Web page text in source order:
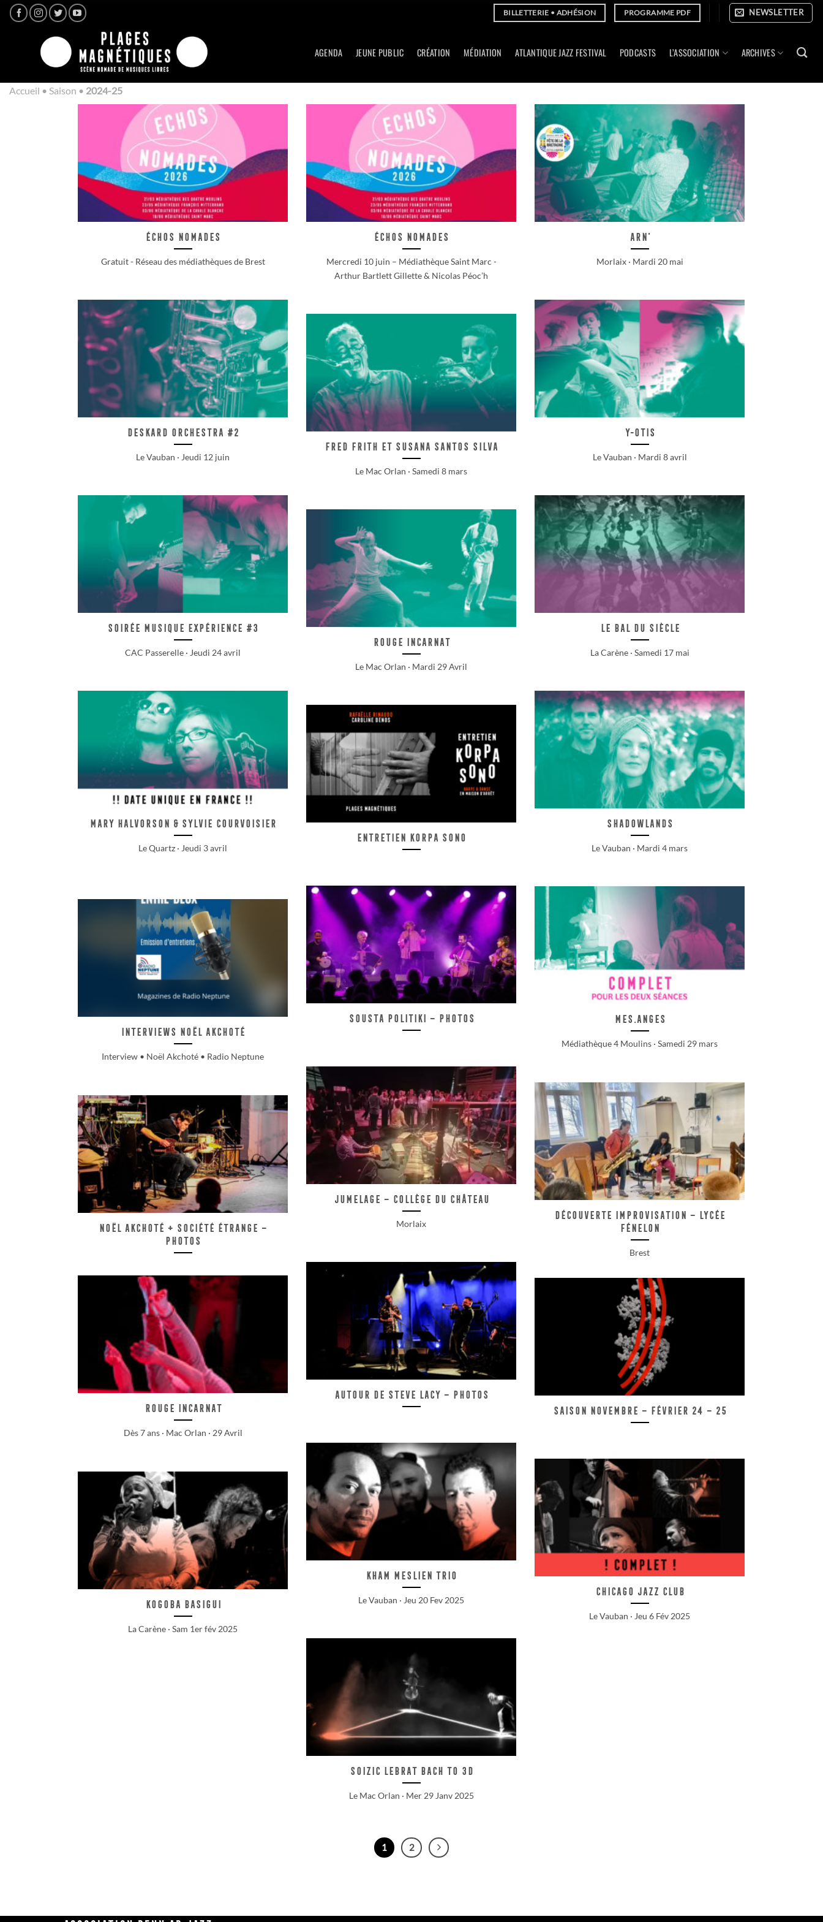
Passer
BILLETTERIE • ADHÉSION PROGRAMME PDF NEWSLETTER
AGENDA JEUNE PUBLIC CRÉATION MÉDIATION ATLANTIQUE JAZZ FESTIVAL PODCASTS L’ASSOCIATION ARCHIVES
Accueil • Saison • 2024-25
Échos Nomades
Gratuit - Réseau des médiathèques de Brest
Échos Nomades
Mercredi 10 juin – Médiathèque Saint Marc -
Arthur Bartlett Gillette & Nicolas Péoc’h
Arn’
Morlaix · Mardi 20 mai
Deskard orchestra #2
Le Vauban · Jeudi 12 juin
Y-OTIS
Le Vauban · Mardi 8 avril
Fred Frith et Susana Santos Silva
Le Mac Orlan · Samedi 8 mars
Soirée musique expérience #3
CAC Passerelle · Jeudi 24 avril
Le Bal du Siècle
La Carène · Samedi 17 mai
Rouge Incarnat
Le Mac Orlan · Mardi 29 Avril
MARY HALVORSON & SYLVIE COURVOISIER
Le Quartz · Jeudi 3 avril
Shadowlands
Le Vauban · Mardi 4 mars
Entretien Korpa Sono
Sousta Politiki – Photos Mes.Anges
Médiathèque 4 Moulins · Samedi 29 mars
Interviews Noël Akchoté
Interview • Noël Akchoté • Radio Neptune
Jumelage – Collège du Château
Morlaix
Découverte improvisation – Lycée
Fénelon
Brest
Noël Akchoté + Société Étrange –
Photos
Autour de Steve Lacy – Photos
Rouge Incarnat
Dès 7 ans · Mac Orlan · 29 Avril
Saison Novembre – Février 24 – 25
KHAM MESLIEN TRIO
Le Vauban · Jeu 20 Fev 2025
Chicago Jazz Club
Le Vauban · Jeu 6 Fév 2025
Kogoba Basigui
La Carène · Sam 1er fév 2025
Soizic Lebrat Bach to 3D
Le Mac Orlan · Mer 29 Janv 2025
1 2